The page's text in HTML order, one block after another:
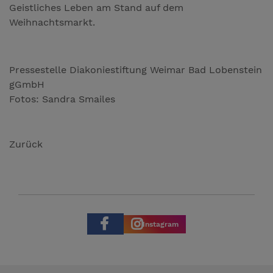
Geistliches Leben am Stand auf dem
Weihnachtsmarkt.
Pressestelle Diakoniestiftung Weimar Bad Lobenstein
gGmbH
Fotos: Sandra Smailes
Zurück
Instagram